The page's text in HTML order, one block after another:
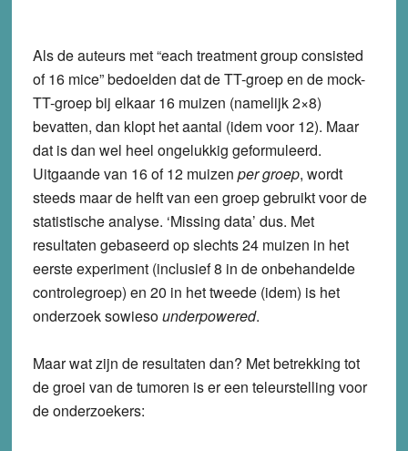
Als de auteurs met “each treatment group consisted
of 16 mice” bedoelden dat de TT-groep en de mock-
TT-groep bij elkaar 16 muizen (namelijk 2×8)
bevatten, dan klopt het aantal (idem voor 12). Maar
dat is dan wel heel ongelukkig geformuleerd.
Uitgaande van 16 of 12 muizen per groep, wordt
steeds maar de helft van een groep gebruikt voor de
statistische analyse. ‘Missing data’ dus. Met
resultaten gebaseerd op slechts 24 muizen in het
eerste experiment (inclusief 8 in de onbehandelde
controlegroep) en 20 in het tweede (idem) is het
onderzoek sowiesounderpowered.
Maar wat zijn de resultaten dan? Met betrekking tot
de groei van de tumoren is er een teleurstelling voor
de onderzoekers: